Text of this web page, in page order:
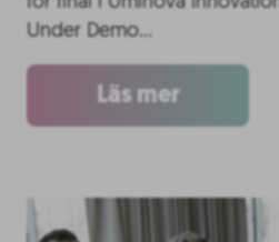
Under Demo…
Läs mer